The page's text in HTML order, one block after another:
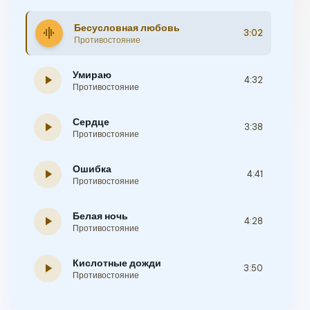
graphic_eq Бесусловная любовь
Противостояние
3:02
play_arrow Умираю
Противостояние
4:32
play_arrow Сердце
Противостояние
3:38
play_arrow Ошибка
Противостояние
4:41
play_arrow Белая ночь
Противостояние
4:28
play_arrow Кислотные дожди
Противостояние
3:50